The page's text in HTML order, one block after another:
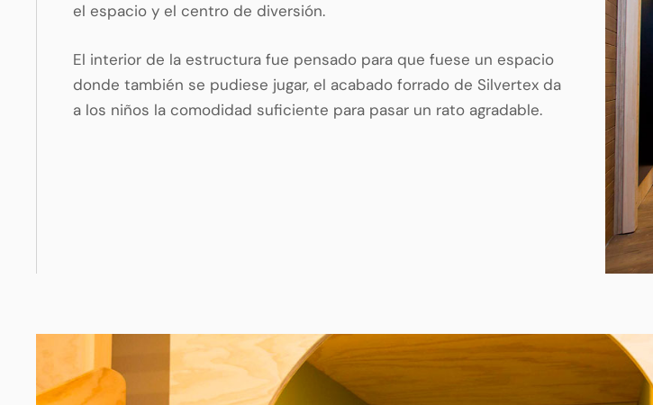
el espacio y el centro de diversión.
El interior de la estructura fue pensado para que fuese un espacio
donde también se pudiese jugar, el acabado forrado de Silvertex da
a los niños la comodidad suficiente para pasar un rato agradable.